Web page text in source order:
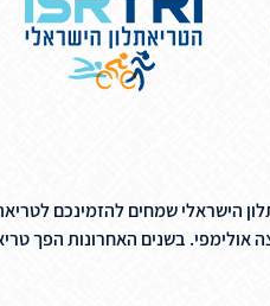
הישראלי שמחים להזמינכם
אולימפי. בשנים האחרונות הפך